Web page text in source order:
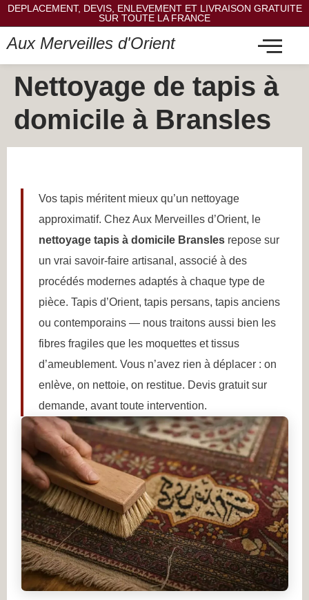
DEPLACEMENT, DEVIS, ENLEVEMENT ET LIVRAISON GRATUITE
SUR TOUTE LA FRANCE
Aux Merveilles d'Orient
Nettoyage de tapis à
domicile à Bransles
Vos tapis méritent mieux qu’un nettoyage
approximatif. Chez Aux Merveilles d’Orient, le
nettoyage tapis à domicile Bransles repose sur
un vrai savoir-faire artisanal, associé à des
procédés modernes adaptés à chaque type de
pièce. Tapis d’Orient, tapis persans, tapis anciens
ou contemporains — nous traitons aussi bien les
fibres fragiles que les moquettes et tissus
d’ameublement. Vous n’avez rien à déplacer : on
enlève, on nettoie, on restitue. Devis gratuit sur
demande, avant toute intervention.